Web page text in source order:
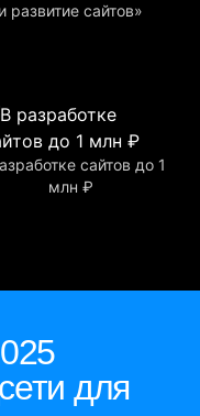
и развитие сайтов»
сайтов до 1
млн ₽
для